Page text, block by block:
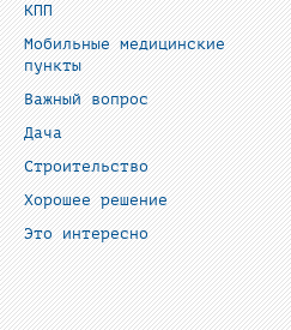
КПП
Мобильные медицинские
пункты
Важный вопрос
Дача
Строительство
Хорошее решение
Это интересно